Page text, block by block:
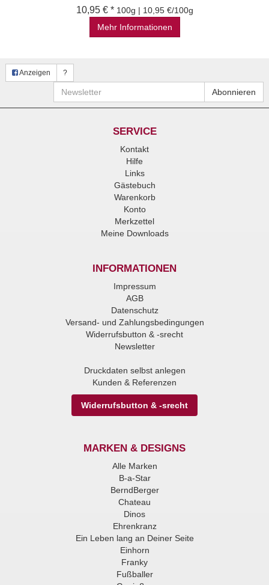
10,95 € * 100g | 10,95 €/100g
Mehr Informationen
Anzeigen ?
Newsletter Abonnieren
SERVICE
Kontakt
Hilfe
Links
Gästebuch
Warenkorb
Konto
Merkzettel
Meine Downloads
INFORMATIONEN
Impressum
AGB
Datenschutz
Versand- und Zahlungsbedingungen
Widerrufsbutton & -srecht
Newsletter
Druckdaten selbst anlegen
Kunden & Referenzen
Widerrufsbutton & -srecht
MARKEN & DESIGNS
Alle Marken
B-a-Star
BerndBerger
Chateau
Dinos
Ehrenkranz
Ein Leben lang an Deiner Seite
Einhorn
Franky
Fußballer